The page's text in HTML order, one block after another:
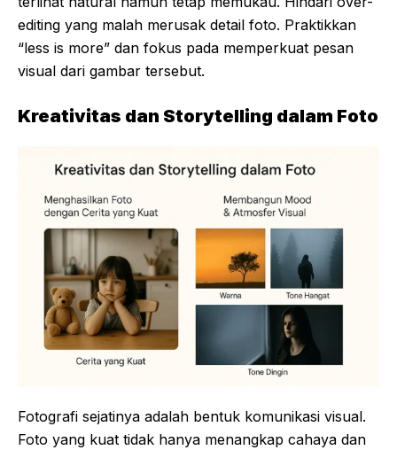
editing yang malah merusak detail foto. Praktikkan
“less is more” dan fokus pada memperkuat pesan
visual dari gambar tersebut.
Kreativitas dan Storytelling dalam Foto
Fotografi sejatinya adalah bentuk komunikasi visual.
Foto yang kuat tidak hanya menangkap cahaya dan